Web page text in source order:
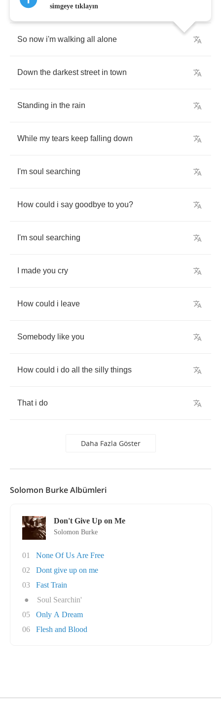
made you cry
So now i'm walking all alone
Down the darkest street in town
Standing in the rain
While my tears keep falling down
I'm soul searching
How could i say goodbye to you?
I'm soul searching
made you cry
How could i leave
Somebody like you
How could i do all the silly things
That i do
Daha Fazla Göster
simgeye tıklayın
Solomon Burke Albümleri
Don't Give Up on Me
Solomon Burke
01
None Of Us Are Free
02
Dont give up on me
03
Fast Train
●
Soul Searchin'
05
Only A Dream
06
Flesh and Blood